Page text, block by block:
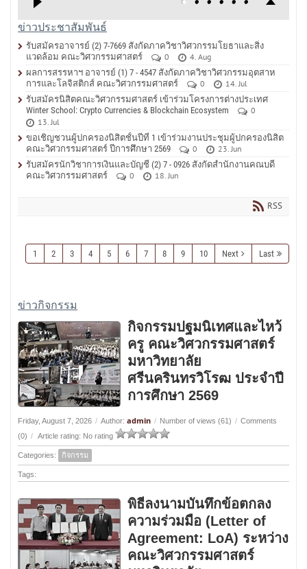
ข่าวประชาสัมพันธ์
รับสมัครอาจารย์ (2) 7-7669 สังกัดภาควิชาวิศวกรรมโยธาและสิ่ง
แวดล้อม คณะวิศวกรรมศาสตร์
0
4. Aug
ผลการสรรหาฯ อาจารย์ (1) 7 - 4547 สังกัดภาควิชาวิศวกรรมอุตสาห
การและโลจิสติกส์ คณะวิศวกรรมศาสตร์
0
14. Jul
รับสมัครนิสิตคณะวิศวกรรมศาสตร์ เข้าร่วมโครงการต่างประเทศ
Winter School: Crypto Currencies & Blockchain Ecosystem
0
13. Jul
ขอเชิญชวนผู้ปกครองนิสิตชั้นปีที่ 1 เข้าร่วมงานประชุมผู้ปกครองนิสิต
คณะวิศวกรรมศาสตร์ ปีการศึกษา 2569
0
23. Jun
รับสมัครนักวิชาการเงินและบัญชี (2) 7 - 0926 สังกัดสำนักงานคณบดี
คณะวิศวกรรมศาสตร์
0 18. Jun
RSS
1 2 3 4 5 6 7 8 9 10 Next Last
ข่าวกิจกรรม
กิจกรรมปฐมนิเทศและไหว้
ครู คณะวิศวกรรมศาสตร์
มหาวิทยาลัย
ศรีนครินทรวิโรฒ ประจำปี
การศึกษา 2569
Friday, August 7, 2026 / Author: admin / Number of views (61) / Comments
(0) / Article rating: No rating
Categories: กิจกรรม
Tags:
พิธีลงนามบันทึกข้อตกลง
ความร่วมมือ (Letter of
Agreement: LoA) ระหว่าง
คณะวิศวกรรมศาสตร์